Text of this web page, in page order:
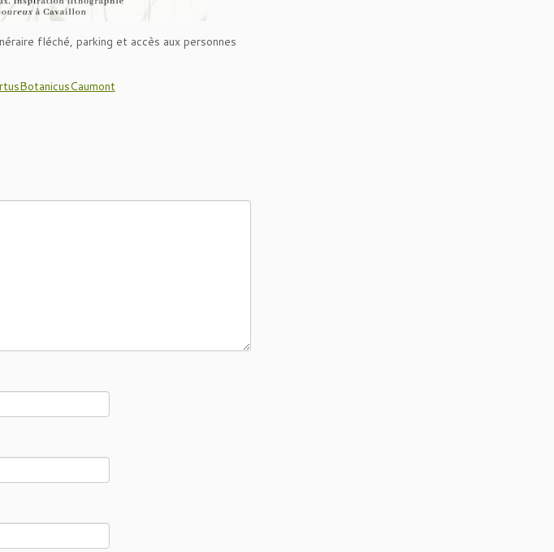
fléché, parking et accès aux personnes